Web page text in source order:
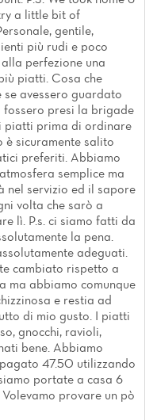
a little bit of
gentile,
più rudi e poco
perfezione una
piatti. Cosa che
avessero guardato
fossero presi la brigade
piatti prima di ordinare
è sicuramente salito
preferiti. Abbiamo
semplice ma
nel servizio ed il sapore
volta che sarò a
lì. P.s. ci siamo fatti da
la pena.
adeguati.
cambiato rispetto a
ma abbiamo comunque
e restia ad
di mio gusto. I piatti
gnocchi, ravioli,
bene. Abbiamo
47.50 utilizzando
portate a casa 6
provare un pò